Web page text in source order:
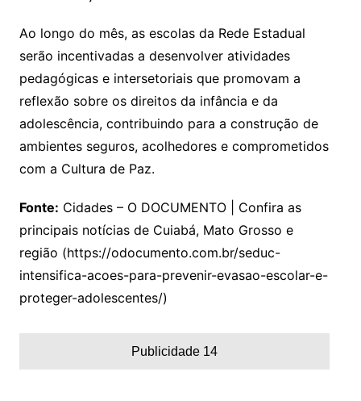
Ao longo do mês, as escolas da Rede Estadual
serão incentivadas a desenvolver atividades
pedagógicas e intersetoriais que promovam a
reflexão sobre os direitos da infância e da
adolescência, contribuindo para a construção de
ambientes seguros, acolhedores e comprometidos
com a Cultura de Paz.
Fonte: Cidades – O DOCUMENTO | Confira as
principais notícias de Cuiabá, Mato Grosso e
região (https://odocumento.com.br/seduc-
intensifica-acoes-para-prevenir-evasao-escolar-e-
proteger-adolescentes/)
Publicidade 14